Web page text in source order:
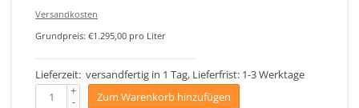
Versandkosten
Grundpreis: €1.295,00 pro Liter
Lieferzeit: versandfertig in 1 Tag, Lieferfrist: 1-3 Werktage
+
- Zum Warenkorb hinzufügen